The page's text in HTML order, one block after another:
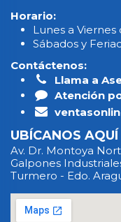
Horario:
Lunes a
Sábados y
Contáctenos:
Llama a
Atención
UBÍCANOS AQUÍ
Av. Dr. Montoya
Galpones
Turmero - Edo.